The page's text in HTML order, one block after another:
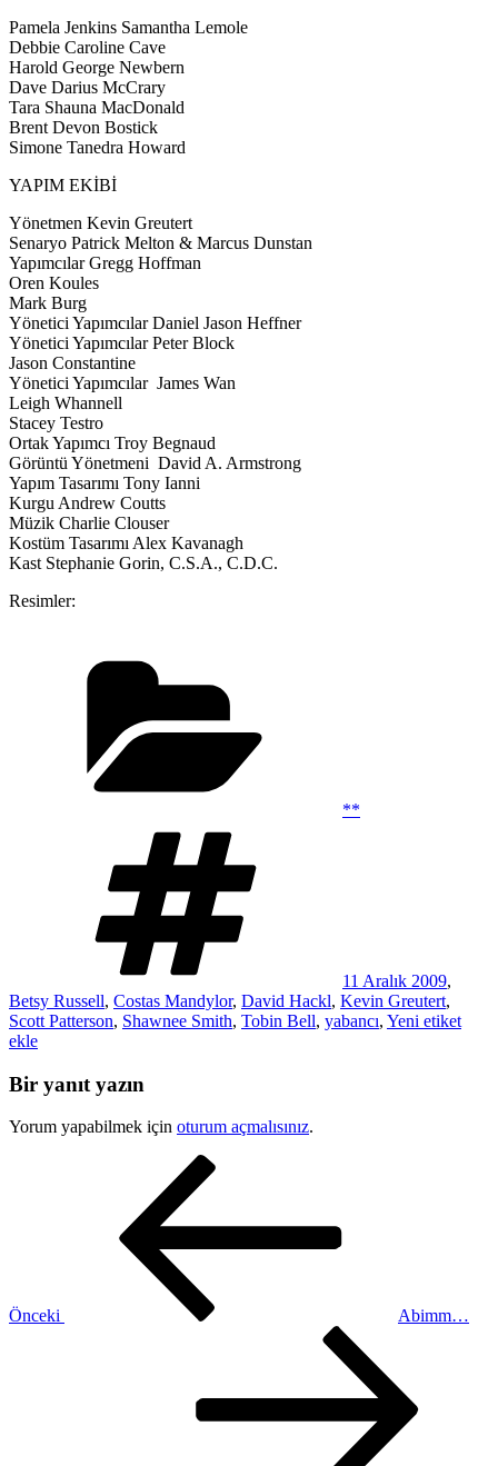
Pamela Jenkins Samantha Lemole
Debbie Caroline Cave
Harold George Newbern
Dave Darius McCrary
Tara Shauna MacDonald
Brent Devon Bostick
Simone Tanedra Howard
YAPIM EKİBİ
Yönetmen Kevin Greutert
Senaryo Patrick Melton & Marcus Dunstan
Yapımcılar Gregg Hoffman
Oren Koules
Mark Burg
Yönetici Yapımcılar Daniel Jason Heffner
Yönetici Yapımcılar Peter Block
Jason Constantine
Yönetici Yapımcılar James Wan
Leigh Whannell
Stacey Testro
Ortak Yapımcı Troy Begnaud
Görüntü Yönetmeni David A. Armstrong
Yapım Tasarımı Tony Ianni
Kurgu Andrew Coutts
Müzik Charlie Clouser
Kostüm Tasarımı Alex Kavanagh
Kast Stephanie Gorin, C.S.A., C.D.C.
Resimler:
**
11 Aralık 2009,
Betsy Russell, Costas Mandylor, David Hackl, Kevin Greutert,
Scott Patterson, Shawnee Smith, Tobin Bell, yabancı, Yeni etiket
ekle
Bir yanıt yazın
Yorum yapabilmek için oturum açmalısınız.
Önceki
Abimm…